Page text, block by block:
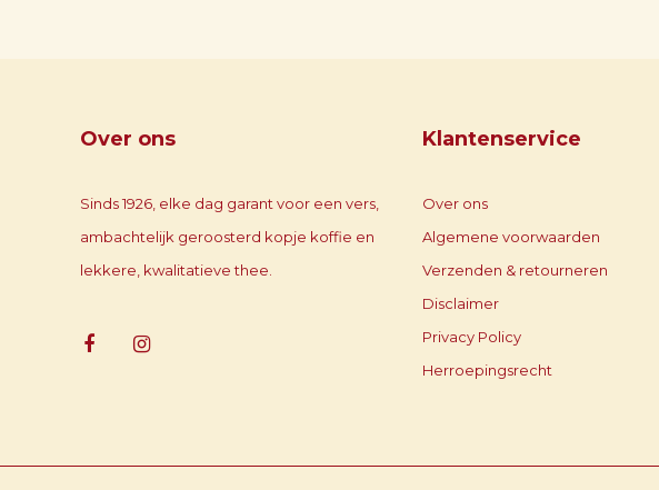
Over ons
Sinds 1926, elke dag garant voor een vers,
ambachtelijk geroosterd kopje koffie en
lekkere, kwalitatieve thee.
Klantenservice
Over ons
Algemene voorwaarden
Verzenden & retourneren
Disclaimer
Privacy Policy
Herroepingsrecht